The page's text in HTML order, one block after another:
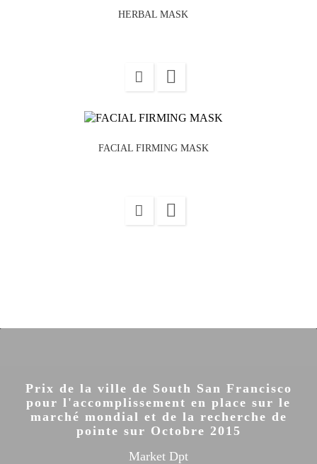
HERBAL MASK

FACIAL FIRMING MASK

Prix de la ville de South San Francisco
pour l'accomplissement en place sur le
marché mondial et de la recherche de
pointe sur Octobre 2015
Market Dpt